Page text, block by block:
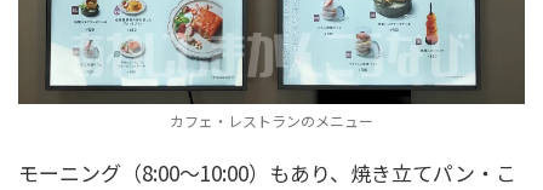
カフェ・レストランのメニュー
モーニング（8:00～10:00）もあり、焼き立てパン・こ